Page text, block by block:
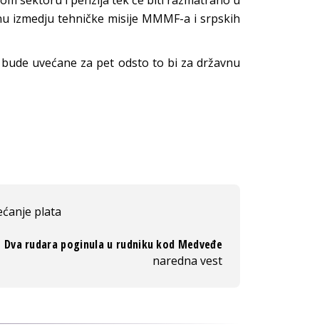
izmedju tehničke misije MMMF-a i srpskih
uvećane za pet odsto to bi za državnu
plata
Dva rudara poginula u rudniku kod Medveđe
naredna vest